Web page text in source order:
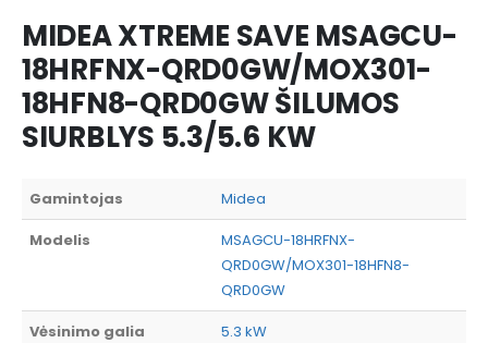
MIDEA XTREME SAVE MSAGCU-
18HRFNX-QRD0GW/MOX301-
18HFN8-QRD0GW ŠILUMOS
SIURBLYS 5.3/5.6 KW
Gamintojas
Midea
Modelis
MSAGCU-18HRFNX-
QRD0GW/MOX301-18HFN8-
QRD0GW
Vėsinimo galia
5.3 kW